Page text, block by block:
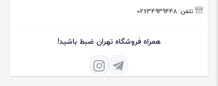
تلفن: 02634939448
همراه فروشگاه تهران ضبط باشید!